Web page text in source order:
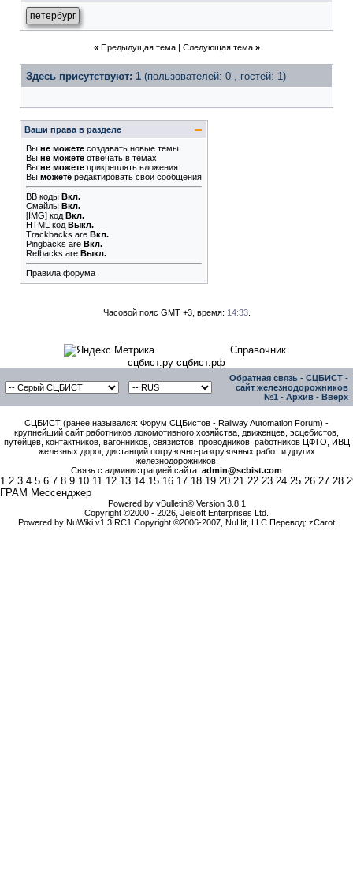
петербург
« Предыдущая тема| Следующая тема »
Здесь присутствуют: 1 (пользователей: 0 , гостей: 1)
Ваши права в разделе
Вы не можете создавать новые темы
Вы не можете отвечать в темах
Вы не можете прикреплять вложения
Вы можете редактировать свои сообщения
BB коды Вкл.
Смайлы Вкл.
[IMG] код Вкл.
HTML код Выкл.
Trackbacks are Вкл.
Pingbacks are Вкл.
Refbacks are Выкл.
Правила форума
Часовой пояс GMT +3, время: 14:33.
Справочник
сцбист.ру сцбист.рф
Обратная связь - СЦБИСТ -
сайт железнодорожников
№1 - Архив - Вверх
СЦБИСТ (ранее назывался: Форум СЦБистов - Railway Automation Forum) -
крупнейший сайт работников локомотивного хозяйства, движенцев, эсцебистов,
путейцев, контактников, вагонников, связистов, проводников, работников ЦФТО, ИВЦ
железных дорог, дистанций погрузочно-разгрузочных работ и других
железнодорожников.
Связь с администрацией сайта: admin@scbist.com
1 2 3 4 5 6 7 8 9 10 11 12 13 14 15 16 17 18 19 20 21 22 23 24 25 26 27 28
ГРАМ Мессенджер
Powered by vBulletin® Version 3.8.1
Copyright ©2000 - 2026, Jelsoft Enterprises Ltd.
Powered by NuWiki v1.3 RC1 Copyright ©2006-2007, NuHit, LLC Перевод: zCarot